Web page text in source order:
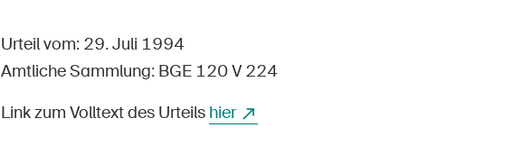
Startseite
Urteil vom: 29. Juli 1994
Amtliche Sammlung: BGE 120 V 224
Link zum Volltext des Urteils hier